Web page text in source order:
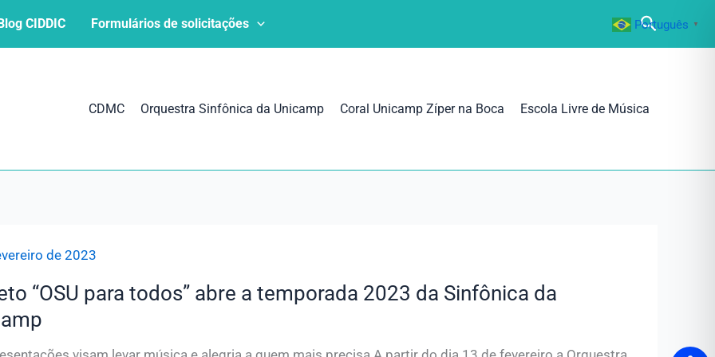
CIDDIC Formulários de solicitações
CDMC Orquestra Sinfônica da Unicamp Coral Unicamp Zíper na Boca Escola Livre de Música
de 2023
“OSU para todos” abre a temporada 2023 da Sinfônica da
Português ▼